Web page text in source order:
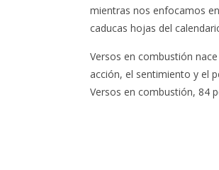
mientras nos enfocamos
caducas hojas del
Versos en combustión
acción, el sentimiento y el
Versos en combustión, 84